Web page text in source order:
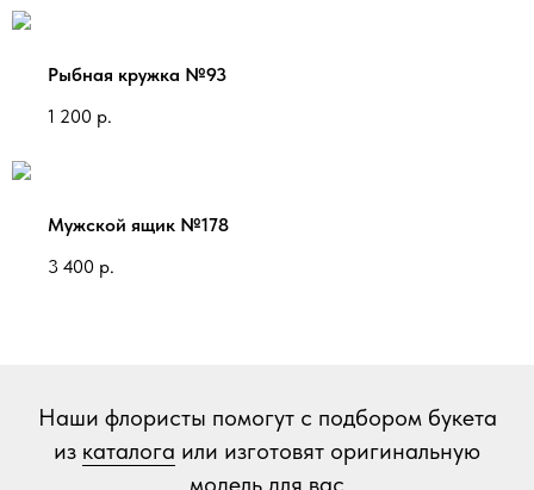
Рыбная кружка №93
1 200 р.
Мужской ящик №178
3 400 р.
Наши флористы помогут с подбором букета
из каталога или изготовят оригинальную
модель для вас